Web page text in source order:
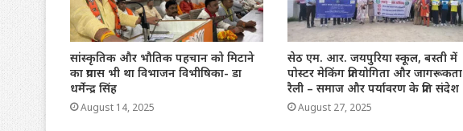
सांस्कृतिक और भौतिक पहचान को मिटाने
का प्रयास भी था विभाजन विभीषिका- डा
धर्मेन्द्र सिंह
August 14, 2025
सेठ एम. आर. जयपुरिया स्कूल, बस्ती में
पोस्टर मेकिंग प्रतियोगिता और जागरूकता
रैली – समाज और पर्यावरण के प्रति संदेश
August 27, 2025